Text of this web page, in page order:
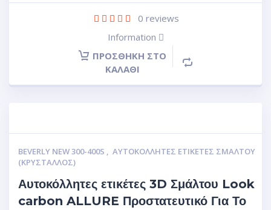
0 reviews
Information
ΠΡΟΣΘΉΚΗ ΣΤΟ
ΚΑΛΆΘΙ
BEVERLY NEW 300-400S , ΑΥΤΟΚΌΛΛΗΤΕΣ ΕΤΙΚΈΤΕΣ ΣΜΆΛΤΟΥ
(ΚΡΥΣΤΑΛΛΟΣ)
Αυτοκόλλητες ετικέτες 3D Σμάλτου Look
carbon ALLURE Προστατευτικό Για Το